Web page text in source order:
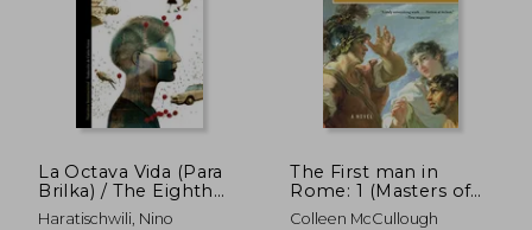
45%
dcto.
40%
dcto.
La Octava Vida (Para
Brilka) / The Eighth
Life (for Brilka)
Haratischwili, Nino
The First man in
Rome: 1 (Masters of
Rome) (en Inglés)
Colleen McCullough